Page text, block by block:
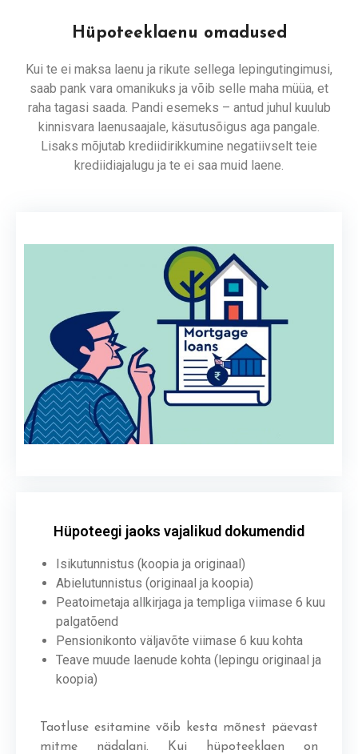
Hüpoteeklaenu omadused
Kui te ei maksa laenu ja rikute sellega lepingutingimusi,
saab pank vara omanikuks ja võib selle maha müüa, et
raha tagasi saada. Pandi esemeks – antud juhul kuulub
kinnisvara laenusaajale, käsutusõigus aga pangale.
Lisaks mõjutab krediidirikkumine negatiivselt teie
krediidiajalugu ja te ei saa muid laene.
Hüpoteegi jaoks vajalikud dokumendid
Isikutunnistus (koopia ja originaal)
Abielutunnistus (originaal ja koopia)
Peatoimetaja allkirjaga ja templiga viimase 6 kuu
palgatõend
Pensionikonto väljavõte viimase 6 kuu kohta
Teave muude laenude kohta (lepingu originaal ja
koopia)
Taotluse esitamine võib kesta mõnest päevast
mitme nädalani. Kui hüpoteeklaen on